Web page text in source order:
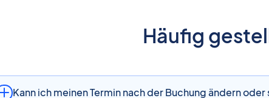
Häufig
Kann ich meinen Termin nach der Buchung ändern oder